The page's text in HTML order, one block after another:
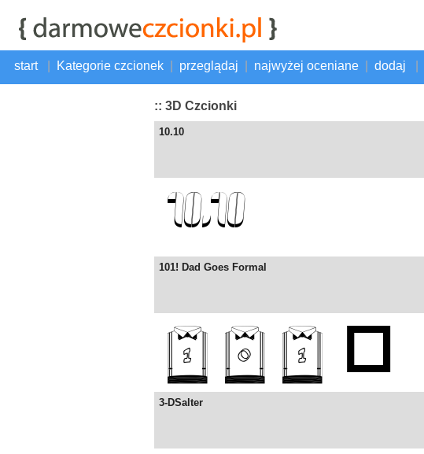
start Kategorie czcionek przeglądaj najwyżej oceniane dodaj
:: 3D Czcionki
10.10
101! Dad Goes Formal
3-DSalter